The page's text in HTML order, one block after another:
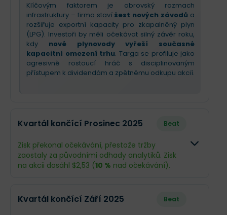
Klíčovým faktorem je obrovský rozmach
infrastruktury – firma staví šest nových závodů a
rozšiřuje exportní kapacity pro zkapalněný plyn
(LPG). Investoři by měli očekávat silný závěr roku,
kdy nové plynovody vyřeší současné
kapacitní omezení trhu. Targa se profiluje jako
agresivně rostoucí hráč s disciplinovaným
přístupem k dividendám a zpětnému odkupu akcií.
Kvartál končící Prosinec 2025 Beat
Zisk překonal očekávání, přestože tržby
zaostaly za původními odhady analytiků. Zisk
na akcii dosáhl $2,53 (10 % nad očekávání).
Kvartál končící Září 2025 Beat